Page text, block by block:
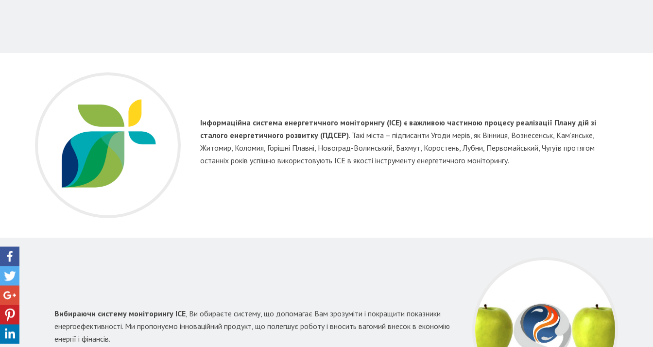
Інформаційна система енергетичного моніторингу (ІСЕ) є важливою частиною процесу реалізації Плану дій зі
сталого енергетичного розвитку (ПДСЕР). Такі міста – підписанти Угоди мерів, як Вінниця, Вознесенськ, Кам’янське,
Житомир, Коломия, Горішні Плавні, Новоград-Волинський, Бахмут, Коростень, Лубни, Первомайський, Чугуїв протягом
останніх років успішно використовують ІСЕ в якості інструменту енергетичного моніторингу.
Вибираючи систему моніторингу ІСЕ, Ви обираєте систему, що допомагає Вам зрозуміти і покращити показники
енергоефективності. Ми пропонуємо інноваційний продукт, що полегшує роботу і вносить вагомий внесок в економію
енергії і фінансів.